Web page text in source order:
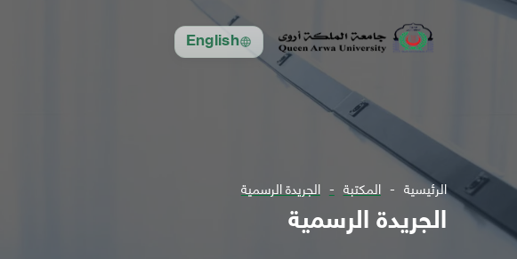
English
الرئيسية المكتبة الجريدة الرسمية
الجريدة الرسمية